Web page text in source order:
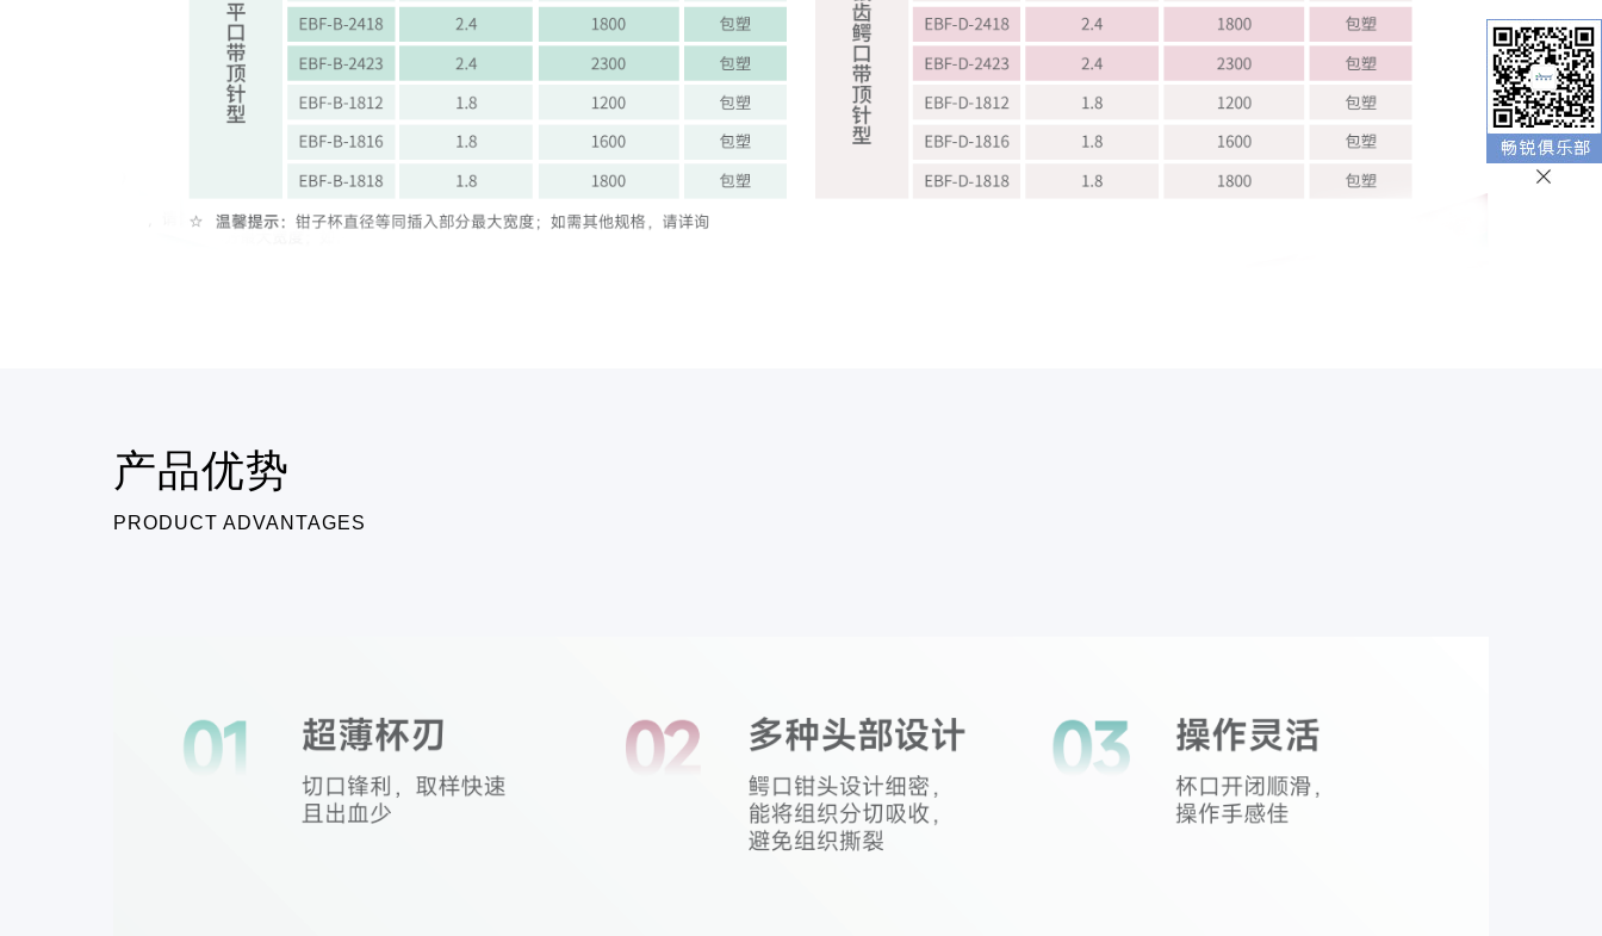
产品优势
PRODUCT ADVANTAGES